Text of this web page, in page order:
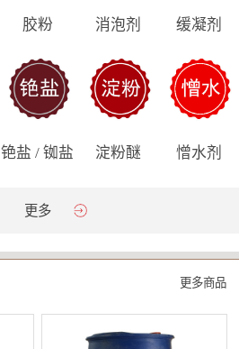
胶粉 消泡剂 缓凝剂
铯盐 / 铷盐 淀粉醚 憎水剂
更多
更多商品